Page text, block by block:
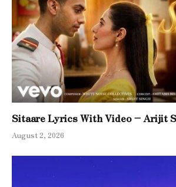
Sitaare Lyrics With Video – Arijit
August 2, 2026